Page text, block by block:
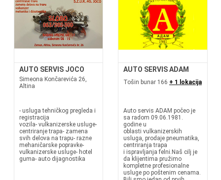
AUTO SERVIS JOCO
Simeona Končarevića 26,
Altina
- usluga tehničkog pregleda i
registracija
vozila- vulkanizerske usluge-
centriranje trapa- zamena
svih delova na trapu- razne
mehaničarske popravke-
vulkanizerske usluge- hotel
guma- auto dijagnostika
AUTO SERVIS ADAM
Tošin bunar 166 + 1 lokacija
Auto servis ADAM počeo je
sa radom 09.06.1981.
godine u
oblasti vulkanizerskih
usluga, prodaje pneumatika,
centriranja trapa
i ispravljanja felni.Naš cilj je
da klijentima pružimo
kompletne profesionalne
usluge po poštenim cenama.